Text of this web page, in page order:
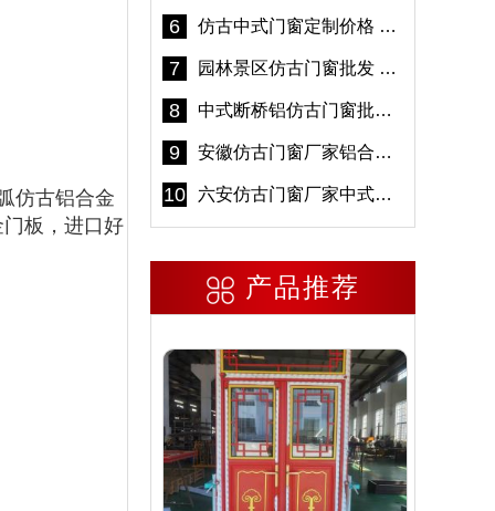
仿古铝合金
板，进口好
6 仿古中式门窗定制价格 铝合金仿古门窗报价
7 园林景区仿古门窗批发 铝合金仿古门窗采购-冠墅阳光
8 中式断桥铝仿古门窗批发 冠墅阳光仿古门窗 6000平米实体工厂
9 安徽仿古门窗厂家铝合金仿古门窗批发 免费设计出货快
10 六安仿古门窗厂家中式仿古门窗制作 6000平米源头厂家
产品推荐